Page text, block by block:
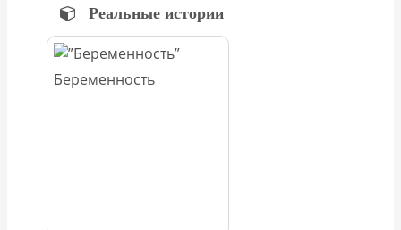
Реальные истории
Беременность